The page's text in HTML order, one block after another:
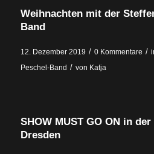
Weihnachten mit der
Band
12. Dezember 2019 / 0 Kommentare /
Peschel-Band / von Katja
SHOW MUST GO ON in
Dresden